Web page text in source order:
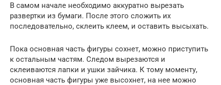
В самом начале необходимо аккуратно вырезать
развертки из бумаги. После этого сложить их
последовательно, склеить клеем, и оставить высыхать.
Пока основная часть фигуры сохнет, можно приступить
к остальным частям. Следом вырезаются и
склеиваются лапки и ушки зайчика. К тому моменту,
основная часть фигуры уже высохнет, на нее можно